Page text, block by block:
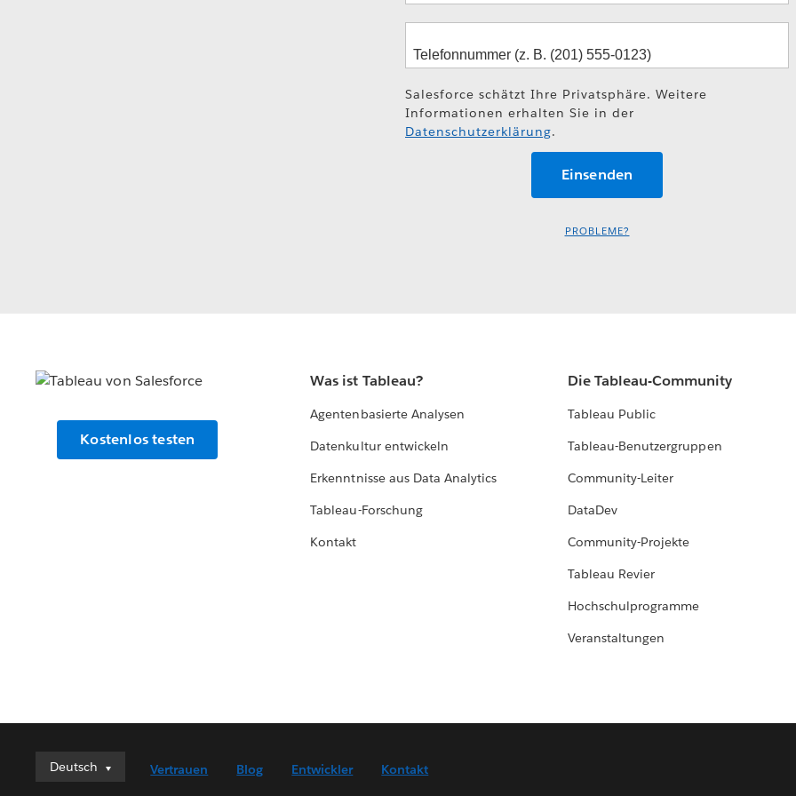
Salesforce schätzt Ihre Privatsphäre. Weitere
Informationen erhalten Sie in der
Datenschutzerklärung.
PROBLEME?
Kostenlos testen
Was ist Tableau?
Agentenbasierte Analysen
Datenkultur entwickeln
Erkenntnisse aus Data Analytics
Tableau-Forschung
Kontakt
Die Tableau-Community
Tableau Public
Tableau-Benutzergruppen
Community-Leiter
DataDev
Community-Projekte
Tableau Revier
Hochschulprogramme
Veranstaltungen
Deutsch
Deutsch
Vertrauen Blog Entwickler Kontakt